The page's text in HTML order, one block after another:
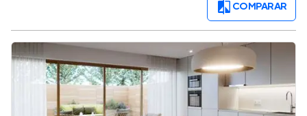
COMPARAR